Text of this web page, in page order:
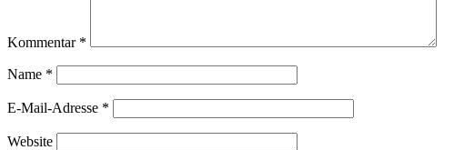
Kommentar *
Name *
E-Mail-Adresse *
Website